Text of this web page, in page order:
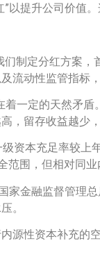
提升公司价值
制定分红方案
流动性监管指标
着一定的天然矛
，留存收益越少
资本充足率较
围，但相对同业
家金融监督管理
。
源性资本补充的